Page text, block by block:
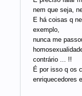
nem que seja,
E há coisas q
exemplo,
nunca me
contrário ... !!
É por isso q os
enriquecedores